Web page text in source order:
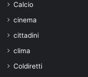
Calcio
cinema
cittadini
clima
Coldiretti